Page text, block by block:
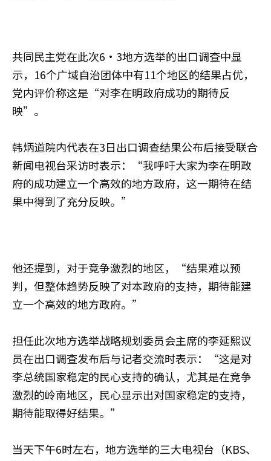
共同民主党在此次6·3地方选举的出口调查中显
示，16个广域自治团体中有11个地区的结果占优，
党内评价称这是“对李在明政府成功的期待反
映”。
韩炳道院内代表在3日出口调查结果公布后接受联合
新闻电视台采访时表示：“我呼吁大家为李在明政
府的成功建立一个高效的地方政府，这一期待在结
果中得到了充分反映。”
他还提到，对于竞争激烈的地区，“结果难以预
判，但整体趋势反映了对本政府的支持，期待能建
立一个高效的地方政府。”
担任此次地方选举战略规划委员会主席的李延熙议
员在出口调查发布后与记者交流时表示：“这是对
李总统国家稳定的民心支持的确认，尤其是在竞争
激烈的岭南地区，民心显示出对国家稳定的支持，
期待能取得好结果。”
当天下午6时左右，地方选举的三大电视台（KBS、